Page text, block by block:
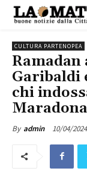
CULTURA PARTENOPEA
Ramadan
Garibaldi
chi
Maradona
By admin 10/04/2024